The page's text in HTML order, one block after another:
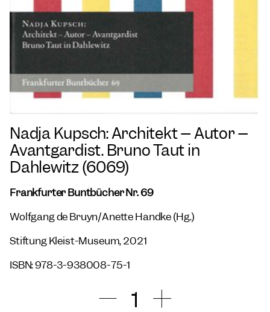
Nadja Kupsch: Architekt – Autor –
Avantgardist. Bruno Taut in
Dahlewitz (6069)
Frankfurter Buntbücher Nr. 69
Wolfgang de Bruyn/Anette Handke (Hg.)
Stiftung Kleist-Museum, 2021
ISBN: 978-3-938008-75-1